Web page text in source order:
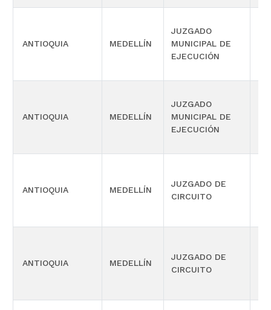
ANTIOQUIA MEDELLÍN
JUZGADO
MUNICIPAL DE
EJECUCIÓN
ANTIOQUIA MEDELLÍN
JUZGADO
MUNICIPAL DE
EJECUCIÓN
ANTIOQUIA MEDELLÍN
JUZGADO DE
CIRCUITO
ANTIOQUIA MEDELLÍN
JUZGADO DE
CIRCUITO